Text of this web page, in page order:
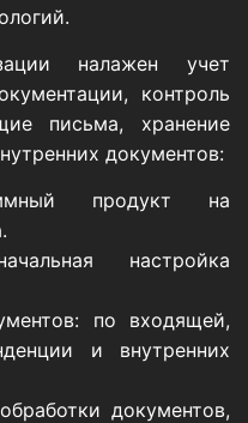
налажен учет
контроль
письма, хранение
документов:
продукт на
настройка
по входящей,
и внутренних
документов,